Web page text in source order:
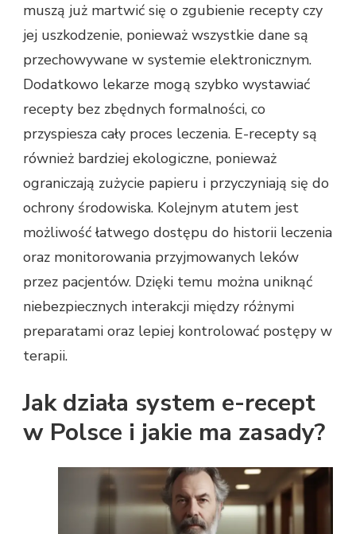
muszą już martwić się o zgubienie recepty czy
jej uszkodzenie, ponieważ wszystkie dane są
przechowywane w systemie elektronicznym.
Dodatkowo lekarze mogą szybko wystawiać
recepty bez zbędnych formalności, co
przyspiesza cały proces leczenia. E-recepty są
również bardziej ekologiczne, ponieważ
ograniczają zużycie papieru i przyczyniają się do
ochrony środowiska. Kolejnym atutem jest
możliwość łatwego dostępu do historii leczenia
oraz monitorowania przyjmowanych leków
przez pacjentów. Dzięki temu można uniknąć
niebezpiecznych interakcji między różnymi
preparatami oraz lepiej kontrolować postępy w
terapii.
Jak działa system e-recept
w Polsce i jakie ma zasady?